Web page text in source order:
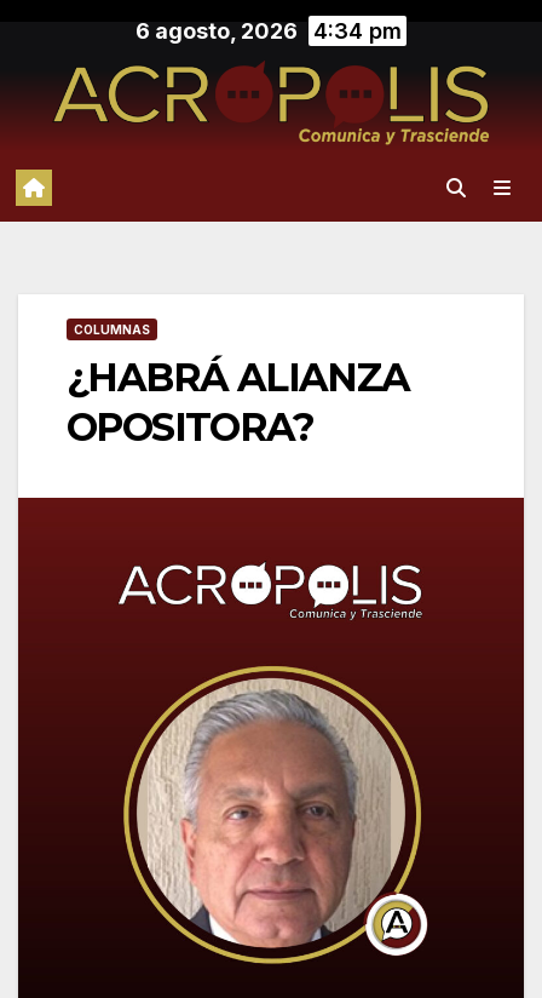
contenido
6 agosto, 2026 4:34 pm
COLUMNAS
¿HABRÁ ALIANZA
OPOSITORA?